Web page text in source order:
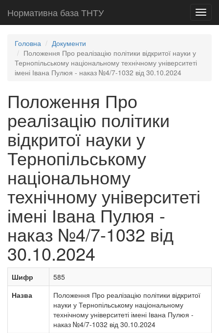
Нормативна база ТНТУ
Головна
Документи
Положення Про реалізацію політики відкритої науки у
Тернопільському національному технічному університеті
імені Івана Пулюя - наказ №4/7-1032 від 30.10.2024
Положення Про
реалізацію політики
відкритої науки у
Тернопільському
національному
технічному університеті
імені Івана Пулюя -
наказ №4/7-1032 від
30.10.2024
Шифр
585
Назва
Положення Про реалізацію політики відкритої
науки у Тернопільському національному
технічному університеті імені Івана Пулюя -
наказ №4/7-1032 від 30.10.2024